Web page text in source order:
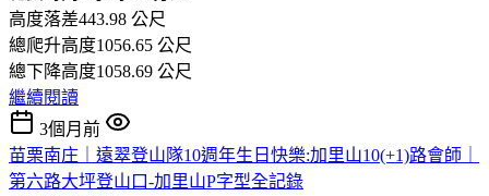
高度落差443.98 公尺
總爬升高度1056.65 公尺
總下降高度1058.69 公尺
繼續閱讀
3個月前
苗栗南庄｜遠翠登山隊10週年生日快樂:加里山10(+1)路會師｜
第六路大坪登山口-加里山P字型全記錄